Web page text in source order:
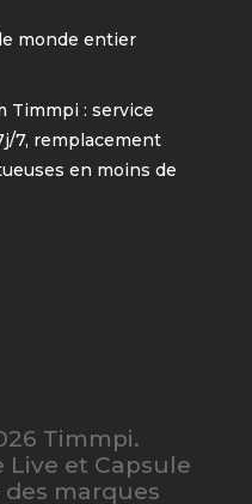
monde entier
Timmpi : service
7, remplacement
en moins de
Timmpi.
et Capsule
marques